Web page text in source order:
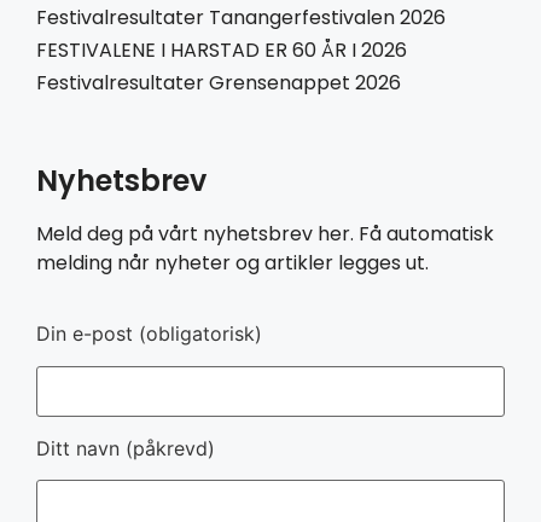
Festivalresultater Tanangerfestivalen 2026
FESTIVALENE I HARSTAD ER 60 ÅR I 2026
Festivalresultater Grensenappet 2026
Nyhetsbrev
Meld deg på vårt nyhetsbrev her. Få automatisk
melding når nyheter og artikler legges ut.
Din e-post (obligatorisk)
Ditt navn (påkrevd)